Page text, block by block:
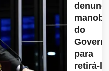
do
para
retirá-lo